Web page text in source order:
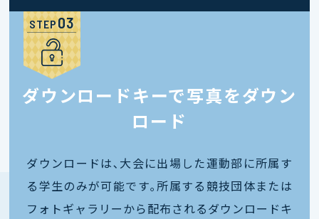
STEP
ダウンロードキーで写真をダウン
ロード
ダウンロードは､大会に出場した運動部に所属す
る学生のみが可能です｡所属する競技団体または
フォトギャラリーから配布されるダウンロードキ